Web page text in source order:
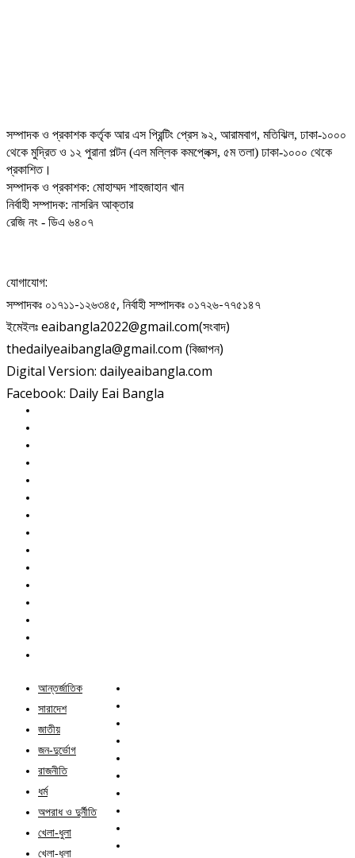
সম্পাদক ও প্রকাশক কর্তৃক আর এস প্রিন্টিং প্রেস ৯২, আরামবাগ, মতিঝিল, ঢাকা-১০০০
থেকে মুদ্রিত ও ১২ পুরানা পল্টন (এল মল্লিক কমপ্লেক্স, ৫ম তলা) ঢাকা-১০০০ থেকে
প্রকাশিত।
সম্পাদক ও প্রকাশক: মোহাম্মদ শাহজাহান খান
নির্বাহী সম্পাদক: নাসরিন আক্তার
রেজি নং - ডিএ ৬৪০৭
যোগাযোগ:
সম্পাদকঃ ০১৭১১-১২৬৩৪৫, নির্বাহী সম্পাদকঃ ০১৭২৬-৭৭৫১৪৭
ইমেইলঃ eaibangla2022@gmail.com(সংবাদ)
thedailyeaibangla@gmail.com (বিজ্ঞাপন)
Digital Version: dailyeaibangla.com
Facebook: Daily Eai Bangla
আন্তর্জাতিক
সারাদেশ
জাতীয়
জন-দুর্ভোগ
রাজনীতি
ধর্ম
অপরাধ ও দুর্নীতি
খেলা-ধুলা
খেলা-ধুলা